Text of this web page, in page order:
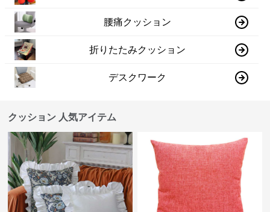
腰痛クッション
折りたたみクッション
デスクワーク
クッション 人気アイテム